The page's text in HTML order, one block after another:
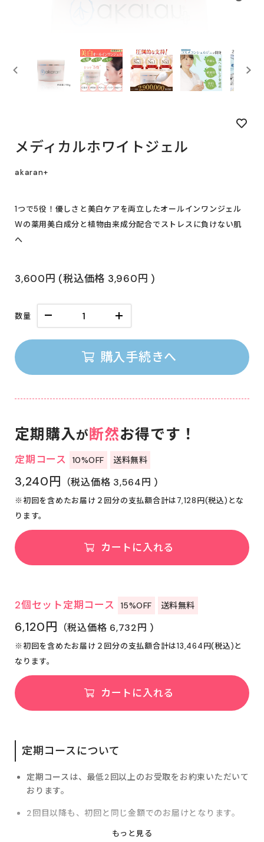
メディカルホワイトジェル
akaran+
1つで5役！優しさと美白ケアを両立したオールインワンジェル
Wの薬用美白成分と植物由来成分配合でストレスに負けない肌
へ
3,600円 (税込価格 3,960円 )
数量
購入手続きへ
定期購入が 断然お得です！
定期コース 10%OFF 送料無料
3,240円 （税込価格 3,564円 )
※初回を含めたお届け２回分の支払額合計は7,128円(税込)とな
ります。
カートに入れる
2個セット定期コース 15%OFF 送料無料
6,120円 （税込価格 6,732円 )
※初回を含めたお届け２回分の支払額合計は13,464円(税込)と
なります。
カートに入れる
定期コースについて
定期コースは、最低2回以上のお受取をお約束いただいて
おります。
2回目以降も、初回と同じ金額でのお届けとなります。
2回目以降のお届けサイクルは30日、45日、60日から